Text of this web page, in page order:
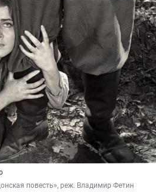
повесть», реж. Владимир Фетин